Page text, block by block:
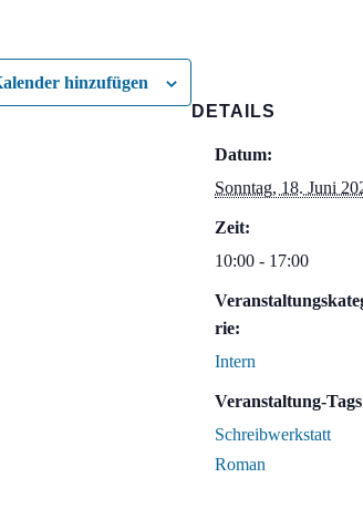
hinzufügen
DETAILS
Datum:
Sonntag, 18. Juni
Zeit:
10:00 - 17:00
rie:
Intern
Veranstaltung-
Schreibwerkstatt
Roman